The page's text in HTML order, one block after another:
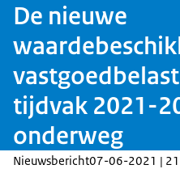
De nieuwe
tijdvak 2021-
onderweg
Nieuwsbericht07-06-2021 |